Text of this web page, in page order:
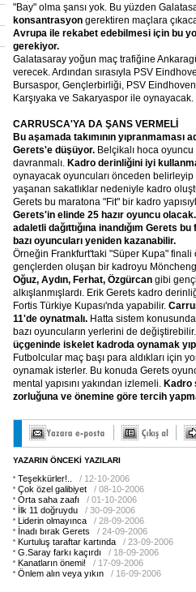
"Bay" olma şansı yok. Bu yüzden
konsantrasyon gerektiren maçlara
Avrupa ile rekabet edebilmesi için bu
gerekiyor.
Galatasaray yoğun maç trafiğine
verecek. Ardından sırasıyla PSV
Bursaspor, Gençlerbirliği, PSV
Karşıyaka ve Sakaryaspor ile oynayacak.
CARRUSCA'YA DA ŞANS VERMELİ
Bu aşamada takımının yıpranmaması
Gerets'e düşüyor. Belçikalı hoca
davranmalı. Kadro derinliğini iyi
oynayacak oyuncuları önceden belirleyip
yaşanan sakatlıklar nedeniyle kadro
Gerets bu maratona "Fit" bir kadro
Gerets'in elinde 25 hazır oyuncu olacak.
adaletli dağıttığına inandığım Gerets bu
bazı oyuncuları yeniden kazanabilir.
Örneğin Frankfurt'taki "Süper Kupa" finali
gençlerden oluşan bir kadroyu
Oğuz, Aydın, Ferhat, Özgürcan gibi
alkışlanmışlardı. Erik Gerets kadro
Fortis Türkiye Kupası'nda yapabilir.
11'de oynatmalı. Hatta sistem
bazı oyuncuların yerlerini de
üçgeninde iskelet kadroda oynamak
Futbolcular maç başı para aldıkları için
oynamak isterler. Bu konuda Gerets
mental yapısını yakından izlemeli. Kadro
zorluğuna ve önemine göre tercih
YAZARIN ÖNCEKİ YAZILARI
Teşekkürler!..
/ 12-10-2006
Çok özel galibiyet
/ 08-10-2006
Orta saha zaafı
/ 01-10-2006
İlk 11 doğruydu
/ 30-09-2006
Liderin olmayınca
/ 28-09-2006
İnadı bırak Gerets
/ 24-09-2006
Kurtuluş taraftar kartında
/ 23-09-2006
G.Saray farkı kaçırdı
/ 18-09-2006
Kanatların önemi!
/ 17-09-2006
Önlem alın veya yıkın
/ 16-09-2006